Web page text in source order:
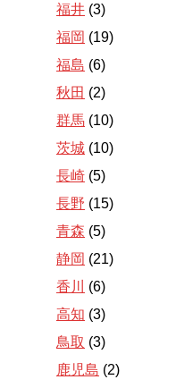
福井 (3)
福岡 (19)
福島 (6)
秋田 (2)
群馬 (10)
茨城 (10)
長崎 (5)
長野 (15)
青森 (5)
静岡 (21)
香川
(6)
高知 (3)
鳥取 (3)
鹿児島 (2)